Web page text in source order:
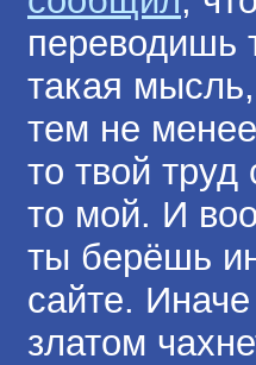
переводишь
такая
тем не
то твой
то мой. И
ты берёшь
сайте.
златом